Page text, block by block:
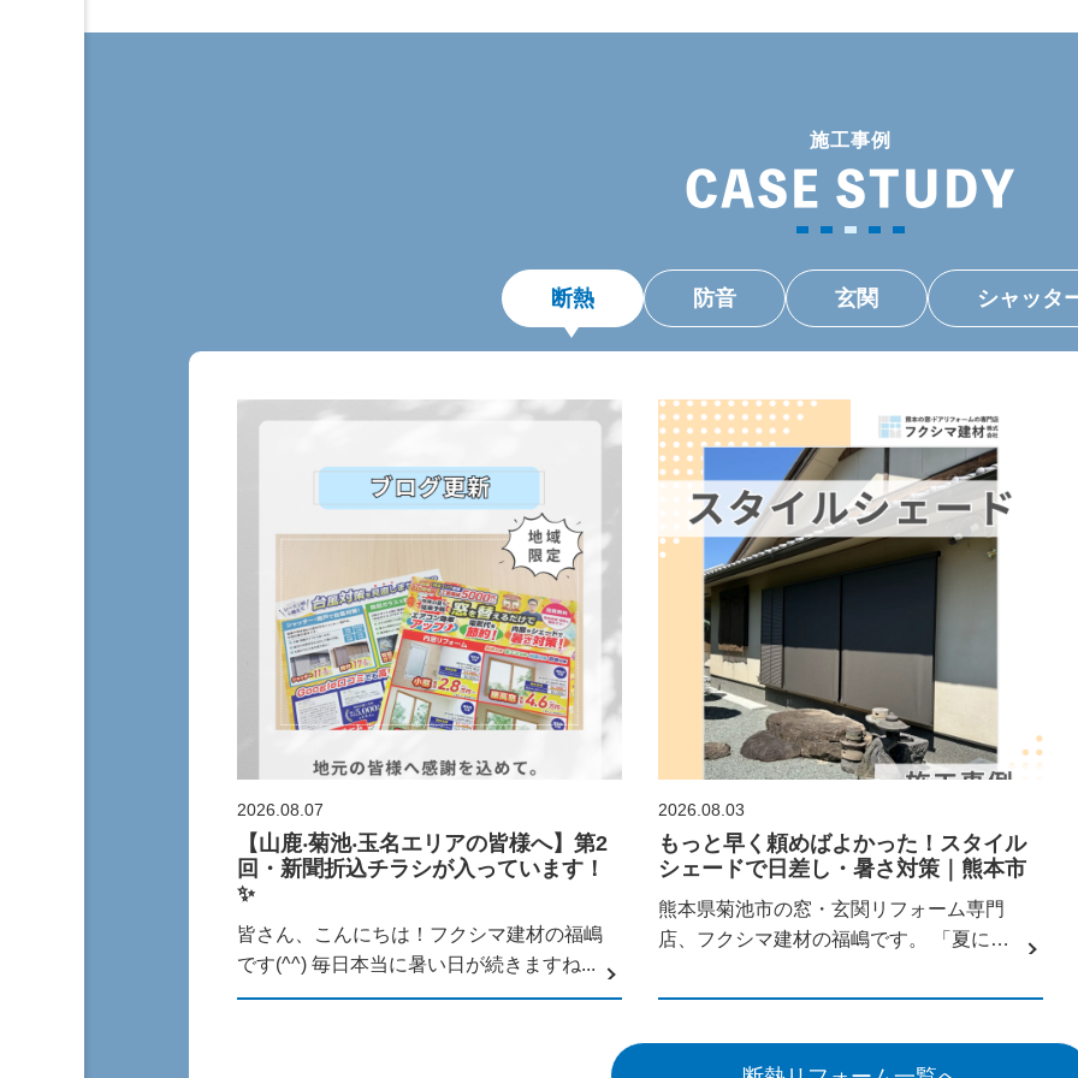
施工事例
CASE STUDY
断熱 防音 玄関 シャッタ
2026.08.07
【⼭⿅‧菊池‧⽟名エリアの皆様へ】第2
回・新聞折込チラシが⼊っています！
✨
皆さん、こんにちは！フクシマ建材の福嶋
です(^^) 毎⽇本当に暑い⽇が続きますね...
2026.08.03
もっと早く頼めばよかった！スタイル
シェードで日差し・暑さ対策｜熊本市
熊本県菊池市の窓・玄関リフォーム専門
店、フクシマ建材の福嶋です。 「夏にな